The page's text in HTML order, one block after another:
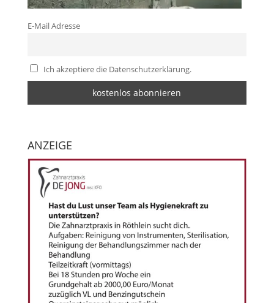
E-Mail Adresse
Ich akzeptiere die Datenschutzerklärung.
ANZEIGE